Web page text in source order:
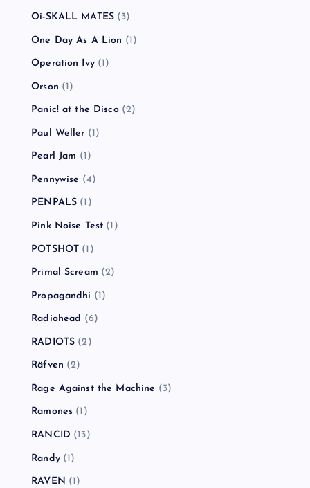
Oi-SKALL MATES (3)
One Day As A Lion (1)
Operation Ivy(1)
Orson (1)
Panic! at the Disco(2)
Paul Weller (1)
Pearl Jam (1)
Pennywise (4)
PENPALS (1)
Pink Noise Test (1)
POTSHOT (1)
Primal Scream (2)
Propagandhi (1)
Radiohead (6)
RADIOTS (2)
Räfven (2)
Rage Against the Machine (3)
Ramones (1)
RANCID (13)
Randy(1)
RAVEN (1)